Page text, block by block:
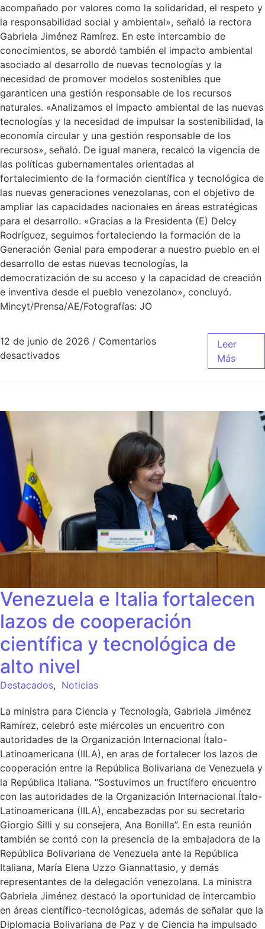
acompañado por valores como la solidaridad, el respeto y
la responsabilidad social y ambiental», señaló la rectora
Gabriela Jiménez Ramírez. En este intercambio de
conocimientos, se abordó también el impacto ambiental
asociado al desarrollo de nuevas tecnologías y la
necesidad de promover modelos sostenibles que
garanticen una gestión responsable de los recursos
naturales. «Analizamos el impacto ambiental de las nuevas
tecnologías y la necesidad de impulsar la sostenibilidad, la
economía circular y una gestión responsable de los
recursos», señaló. De igual manera, recalcó la vigencia de
las políticas gubernamentales orientadas al
fortalecimiento de la formación científica y tecnológica de
las nuevas generaciones venezolanas, con el objetivo de
ampliar las capacidades nacionales en áreas estratégicas
para el desarrollo. «Gracias a la Presidenta (E) Delcy
Rodríguez, seguimos fortaleciendo la formación de la
Generación Genial para empoderar a nuestro pueblo en el
desarrollo de estas nuevas tecnologías, la
democratización de su acceso y la capacidad de creación
e inventiva desde el pueblo venezolano», concluyó.
Mincyt/Prensa/AE/Fotografías: JO
12 de junio de 2026 / Comentarios
desactivados
Leer
Más
Venezuela e Italia fortalecen
lazos de cooperación
científica y tecnológica de
alto nivel
Destacados, Noticias
La ministra para Ciencia y Tecnología, Gabriela Jiménez
Ramírez, celebró este miércoles un encuentro con
autoridades de la Organización Internacional Ítalo-
Latinoamericana (IILA), en aras de fortalecer los lazos de
cooperación entre la República Bolivariana de Venezuela y
la República Italiana. “Sostuvimos un fructífero encuentro
con las autoridades de la Organización Internacional Ítalo-
Latinoamericana (IILA), encabezadas por su secretario
Giorgio Silli y su consejera, Ana Bonilla”. En esta reunión
también se contó con la presencia de la embajadora de la
República Bolivariana de Venezuela ante la República
Italiana, María Elena Uzzo Giannattasio, y demás
representantes de la delegación venezolana. La ministra
Gabriela Jiménez destacó la oportunidad de intercambio
en áreas científico-tecnológicas, además de señalar que la
Diplomacia Bolivariana de Paz y de Ciencia ha impulsado